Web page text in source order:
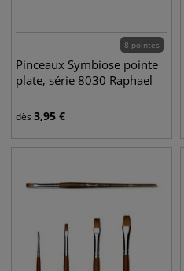
8 pointes
Pinceaux Symbiose pointe
plate, série 8030 Raphael
dès 3,95 €